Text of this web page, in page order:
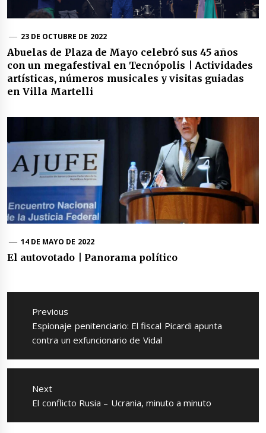
23 DE OCTUBRE DE 2022
Abuelas de Plaza de Mayo celebró sus 45 años
con un megafestival en Tecnópolis | Actividades
artísticas, números musicales y visitas guiadas
en Villa Martelli
14 DE MAYO DE 2022
El autovotado | Panorama político
Navegación
entradas
Previous
Previous
post:
Espionaje penitenciario: El fiscal Picardi apunta
contra un exfuncionario de Vidal
Next
Next
El conflicto Rusia – Ucrania, minuto a minuto